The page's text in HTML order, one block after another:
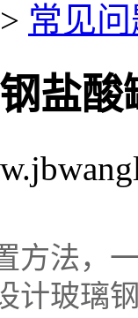
> 常见
盐酸
法，一
计玻璃